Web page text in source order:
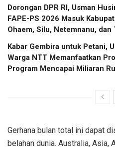
Dorongan DPR RI, Usman
FAPE-PS 2026 Masuk
Ohaem, Silu, Netemnanu, dan
Kabar Gembira untuk Petani,
Warga NTT Memanfaatkan
Program Mencapai Miliaran
Gerhana bulan total ini dapat
belahan dunia. Australia, Asia,